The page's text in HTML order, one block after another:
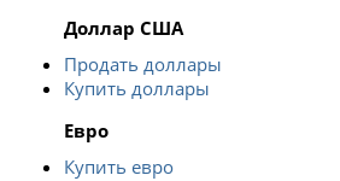
Доллар США
Продать доллары
Купить доллары
Евро
Купить евро